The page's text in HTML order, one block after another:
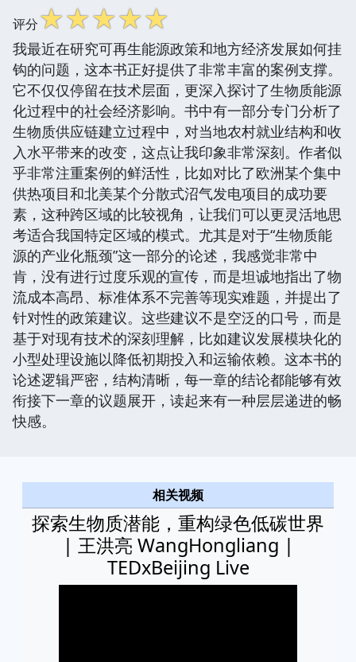
评分☆☆☆☆☆
我最近在研究可再生能源政策和地方经济发展如何挂
钩的问题，这本书正好提供了非常丰富的案例支撑。
它不仅仅停留在技术层面，更深入探讨了生物质能源
化过程中的社会经济影响。书中有一部分专门分析了
生物质供应链建立过程中，对当地农村就业结构和收
入水平带来的改变，这点让我印象非常深刻。作者似
乎非常注重案例的鲜活性，比如对比了欧洲某个集中
供热项目和北美某个分散式沼气发电项目的成功要
素，这种跨区域的比较视角，让我们可以更灵活地思
考适合我国特定区域的模式。尤其是对于“生物质能
源的产业化瓶颈”这一部分的论述，我感觉非常中
肯，没有进行过度乐观的宣传，而是坦诚地指出了物
流成本高昂、标准体系不完善等现实难题，并提出了
针对性的政策建议。这些建议不是空泛的口号，而是
基于对现有技术的深刻理解，比如建议发展模块化的
小型处理设施以降低初期投入和运输依赖。这本书的
论述逻辑严密，结构清晰，每一章的结论都能够有效
衔接下一章的议题展开，读起来有一种层层递进的畅
快感。
相关视频
探索生物质潜能，重构绿色低碳世界
| 王洪亮 WangHongliang |
TEDxBeijing Live